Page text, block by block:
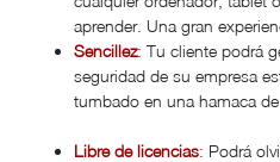
aprender. Una gran
Sencillez: Tu cliente podrá
seguridad de su empresa
tumbado en una hamaca de
Libre de licencias: Podrá